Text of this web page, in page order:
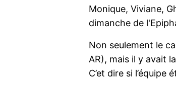
Monique, Viviane,
dimanche de
Non seulement le
AR), mais il y avait
C’et dire si l’équipe